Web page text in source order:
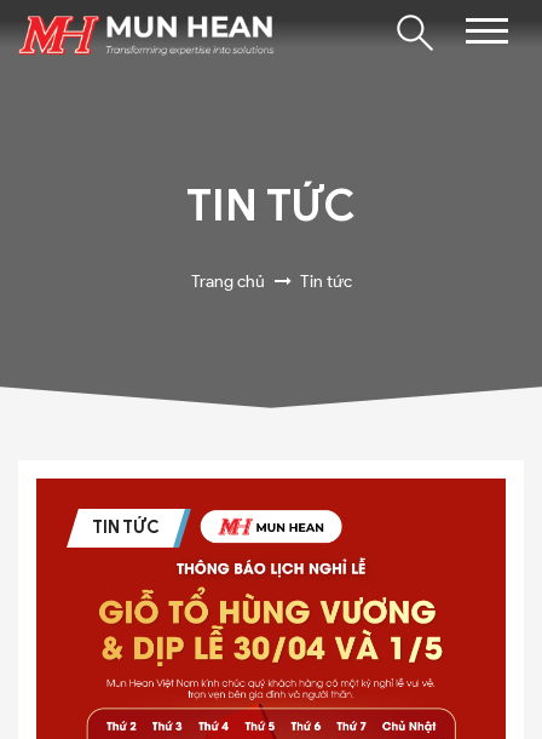
TIN TỨC
Trang chủ Tin tức
TIN TỨC